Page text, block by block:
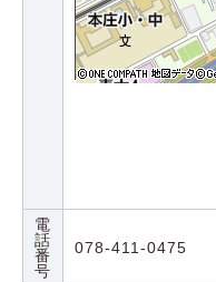
電
話
番
号
078-411-0475